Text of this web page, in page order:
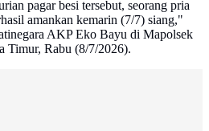
pagar besi tersebut, seorang pria
amankan kemarin (7/7) siang,"
AKP Eko Bayu di Mapolsek
Timur, Rabu (8/7/2026).